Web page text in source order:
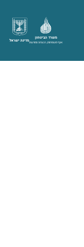
מדינת ישראל
משרד הביטחון
אגף משפחות, הנצחה ומורשת